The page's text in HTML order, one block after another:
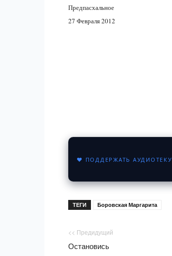
Предпасхальное
27 Февраля 2012
♥ ПОДДЕРЖАТЬ АУДИОТЕКУ
ТЕГИ Боровская Маргарита
<< Предидущий
Остановись